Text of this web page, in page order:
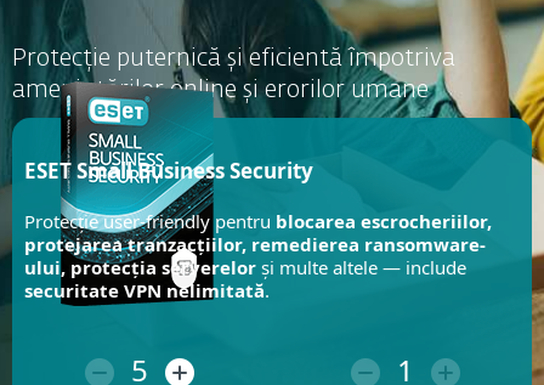
Protecție puternică și eficientă împotriva
amenințărilor online și erorilor umane
ESET Small Business Security
Protecție user-friendly pentru blocarea escrocheriilor,
protejarea tranzacțiilor, remedierea ransomware-
ului, protecția serverelor și multe altele — include
securitate VPN nelimitată.
5 1